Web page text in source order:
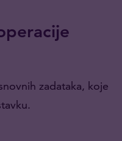
zadataka, koje